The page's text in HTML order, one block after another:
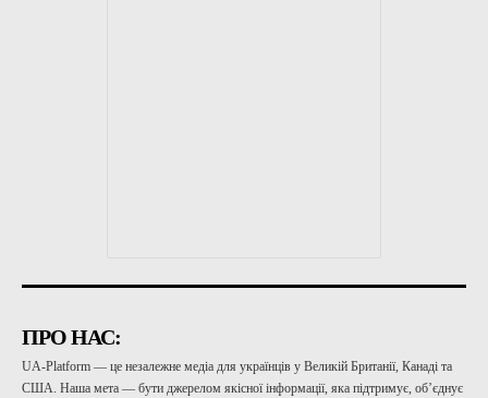
ПРО НАС:
UA-Platform — це незалежне медіа для українців у Великій Британії, Канаді та
США. Наша мета — бути джерелом якісної інформації, яка підтримує, об’єднує